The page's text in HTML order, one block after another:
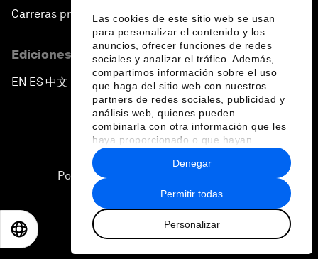
Las cookies de este sitio web se usan
para personalizar el contenido y los
anuncios, ofrecer funciones de redes
sociales y analizar el tráfico. Además,
compartimos información sobre el uso
que haga del sitio web con nuestros
partners de redes sociales, publicidad y
análisis web, quienes pueden
combinarla con otra información que les
haya proporcionado o que hayan
recopilado a partir del uso que haya
hecho de sus servicios.
Permitir todas
Personalizar
Denegar
Carreras profesionales
Ediciones en otros idiomas
EN ▪ES▪中文▪ 日本語
Política de privacidad y normas de uso
Sitemap
2026 Foro Económico Mundial